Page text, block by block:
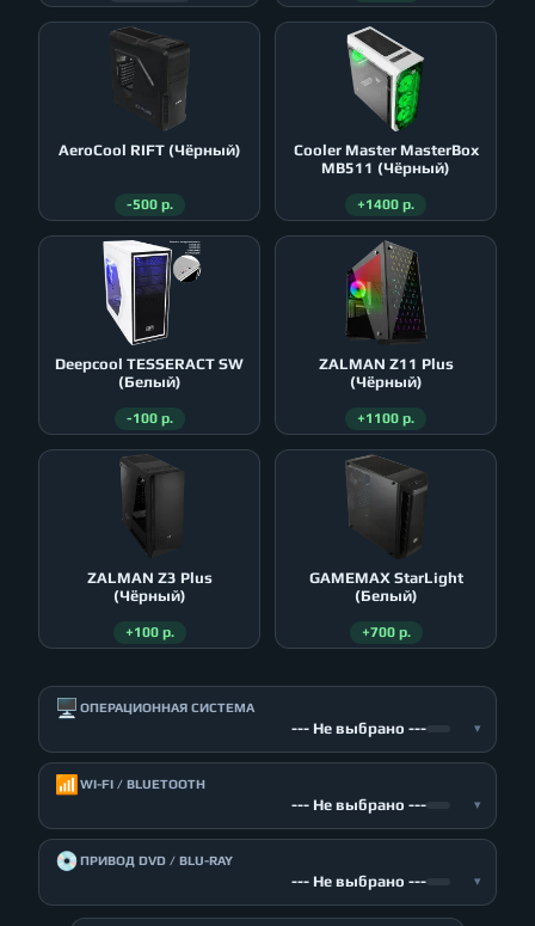
AeroСool RIFT (Чёрный)
-500 р.
Cooler Master MasterBox
MB511 (Чёрный)
+1400 р.
Deepcool TESSERACT SW
(Белый)
-100 р.
ZALMAN Z11 Plus
(Чёрный)
+1100 р.
ZALMAN Z3 Plus
(Чёрный)
+100 р.
GAMEMAX StarLight
(Белый)
+700 р.
🖥️ ОПЕРАЦИОННАЯ СИСТЕМА
--- Не выбрано --- ▾
📶 WI-FI / BLUETOOTH
--- Не выбрано --- ▾
💿ПРИВОД DVD / BLU-RAY
--- Не выбрано --- ▾